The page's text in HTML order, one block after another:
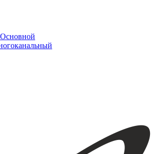
Основной